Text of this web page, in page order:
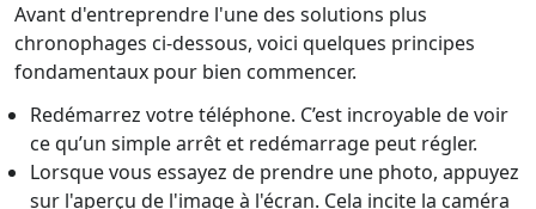
Avant d'entreprendre l'une des solutions plus
chronophages ci-dessous, voici quelques principes
fondamentaux pour bien commencer.
Redémarrez votre téléphone. C’est incroyable de voir
ce qu’un simple arrêt et redémarrage peut régler.
Lorsque vous essayez de prendre une photo, appuyez
sur l'aperçu de l'image à l'écran. Cela incite la caméra